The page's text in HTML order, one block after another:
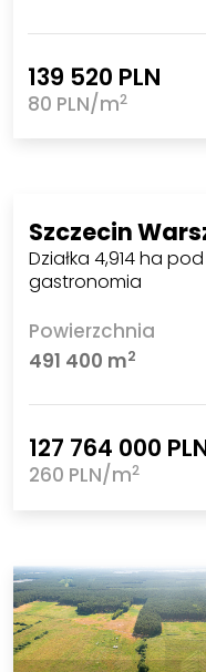
139 520 PLN
80 PLN/m2
Szczecin
Działka 4,914 ha
gastronomia
Powierzchnia
491 400 m2
127 764 000
260 PLN/m2